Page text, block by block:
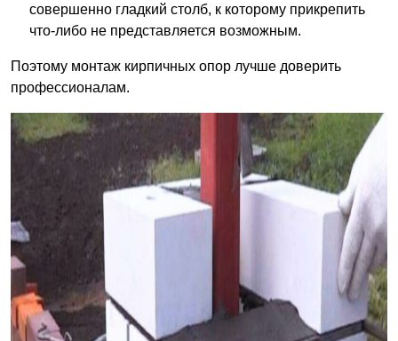
совершенно гладкий столб, к которому прикрепить
что-либо не представляется возможным.
Поэтому монтаж кирпичных опор лучше доверить
профессионалам.